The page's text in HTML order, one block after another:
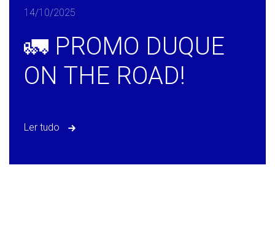
14/10/2025
🚛 PROMO DUQUE
ON THE ROAD!
Ler tudo